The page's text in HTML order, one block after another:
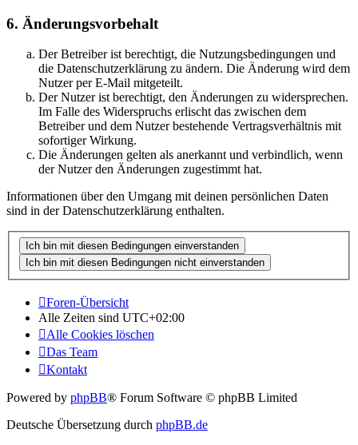
6. Änderungsvorbehalt
Der Betreiber ist berechtigt, die Nutzungsbedingungen und
die Datenschutzerklärung zu ändern. Die Änderung wird dem
Nutzer per E-Mail mitgeteilt.
Der Nutzer ist berechtigt, den Änderungen zu widersprechen.
Im Falle des Widerspruchs erlischt das zwischen dem
Betreiber und dem Nutzer bestehende Vertragsverhältnis mit
sofortiger Wirkung.
Die Änderungen gelten als anerkannt und verbindlich, wenn
der Nutzer den Änderungen zugestimmt hat.
Informationen über den Umgang mit deinen persönlichen Daten
sind in der Datenschutzerklärung enthalten.
Foren-Übersicht
Alle Zeiten sind UTC+02:00
Alle Cookies löschen
Das Team
Kontakt
Powered by phpBB® Forum Software © phpBB Limited
Deutsche Übersetzung durch phpBB.de